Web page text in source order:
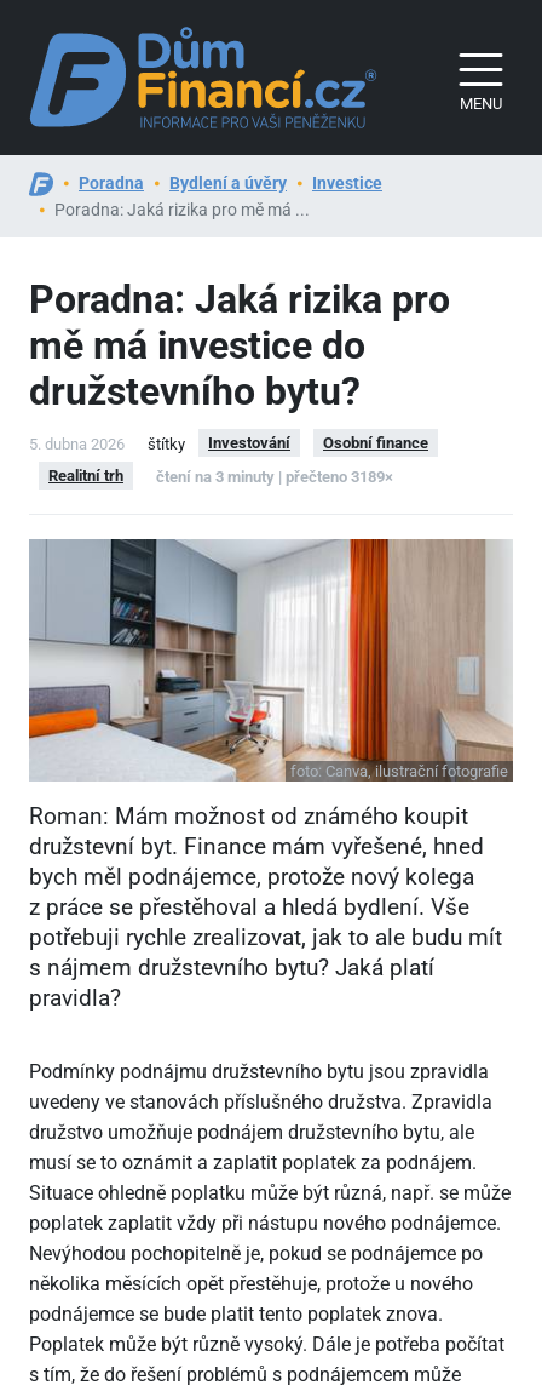
MENU
Poradna Bydlení a úvěry
Investice
Poradna: Jaká rizika pro mě má ...
Poradna: Jaká rizika pro
mě má investice do
družstevního bytu?
5. dubna 2026 štítky Investování
Osobní finance
Realitní trh
čtení na 3 minuty | přečteno 3189×
foto: Canva, ilustrační fotografie
Roman: Mám možnost od známého koupit
družstevní byt. Finance mám vyřešené, hned
bych měl podnájemce, protože nový kolega
z práce se přestěhoval a hledá bydlení. Vše
potřebuji rychle zrealizovat, jak to ale budu mít
s nájmem družstevního bytu? Jaká platí
pravidla?
Podmínky podnájmu družstevního bytu jsou zpravidla
uvedeny ve stanovách příslušného družstva. Zpravidla
družstvo umožňuje podnájem družstevního bytu, ale
musí se to oznámit a zaplatit poplatek za podnájem.
Situace ohledně poplatku může být různá, např. se může
poplatek zaplatit vždy při nástupu nového podnájemce.
Nevýhodou pochopitelně je, pokud se podnájemce po
několika měsících opět přestěhuje, protože u nového
podnájemce se bude platit tento poplatek znova.
Poplatek může být různě vysoký. Dále je potřeba počítat
s tím, že do řešení problémů s podnájemcem může